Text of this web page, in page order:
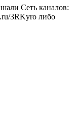
Сеть каналов:
3RKyro либо